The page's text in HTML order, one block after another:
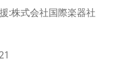
:株式会社国際楽器社